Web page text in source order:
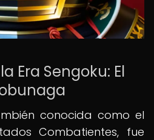
Era Sengoku: El
conocida como el
Combatientes, fue